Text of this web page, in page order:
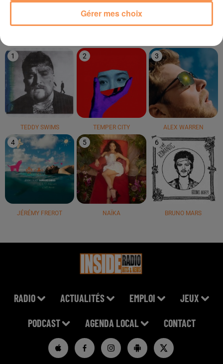
LE TOP
1
TEDDY SWIMS
2
TEMPER CITY
3
ALEX WARREN
4
JÉRÉMY FREROT
5
NAÏKA
6
BRUNO MARS
RADIO ACTUALITÉS EMPLOI JEUX
PODCAST AGENDA LOCAL CONTACT
Gérer mes choix